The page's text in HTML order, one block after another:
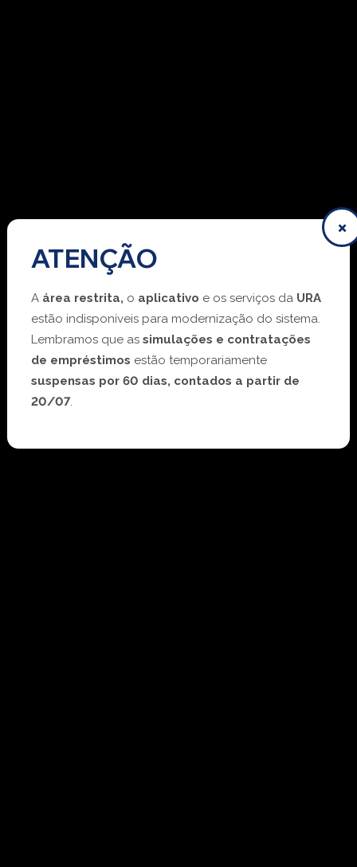
×
ATENÇÃO
A área restrita, o aplicativo e os serviços da URA
estão indisponíveis para modernização do sistema.
Lembramos que as simulações e contratações
de empréstimos estão temporariamente
suspensas por 60 dias, contados a partir de
20/07.